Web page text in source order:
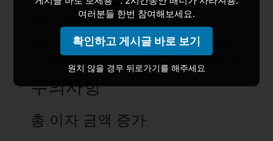
원리만 상환 날짜 동안 이자 지급이 없으므로 대출자
는 예산 관리가 더 쉬워집니다.
월별 상환액이 줄어들어, 다른 필수 지출이나 경제적
주의사항
총 이자 금액 증가
여러분들 한번 참여해보세요.
확인하고 게시글 바로 보기
원치 않을 경우 뒤로가기를 해주세요